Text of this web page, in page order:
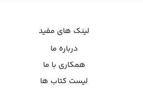
لینک های مفید
درباره ما
همکاری با ما
لیست کتاب ها